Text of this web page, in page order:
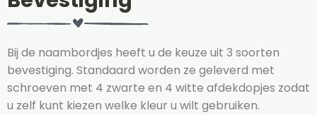
Bij de naambordjes heeft u de keuze uit 3 soorten
bevestiging. Standaard worden ze geleverd met
schroeven met 4 zwarte en 4 witte afdekdopjes zodat
u zelf kunt kiezen welke kleur u wilt gebruiken.